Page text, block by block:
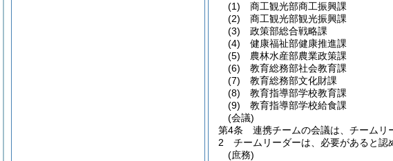
(1)
商工観光部商工振興課
(2)
商工観光部観光振興課
(3)
政策部総合戦略課
(4)
健康福祉部健康推進課
(5)
農林水産部農業政策課
(6)
教育総務部社会教育課
(7)
教育総務部文化財課
(8)
教育指導部学校教育課
(9)
教育指導部学校給食課
(会議)
第4条
連携チームの会議は、チームリ
2
チームリーダーは、必要があると認
(庶務)